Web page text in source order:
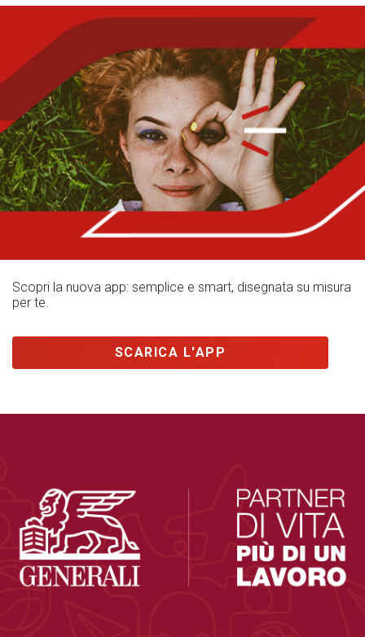
Scopri la nuova app: semplice e smart, disegnata su misura
per te.
SCARICA L'APP